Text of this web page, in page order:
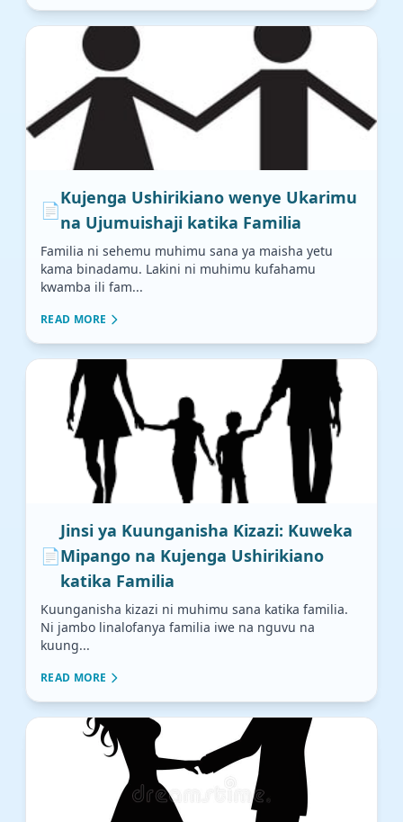
📄
Kujenga Ushirikiano wenye Ukarimu
na Ujumuishaji katika Familia
Familia ni sehemu muhimu sana ya maisha yetu
kama binadamu. Lakini ni muhimu kufahamu
kwamba ili fam...
READ MORE
📄
Jinsi ya Kuunganisha Kizazi: Kuweka
Mipango na Kujenga Ushirikiano
katika Familia
Kuunganisha kizazi ni muhimu sana katika familia.
Ni jambo linalofanya familia iwe na nguvu na
kuung...
READ MORE